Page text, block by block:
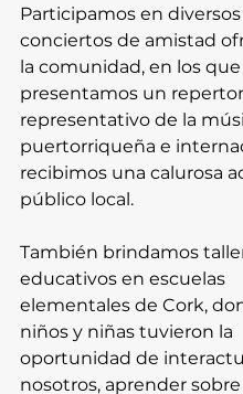
Participamos en diversos
conciertos de amistad
la comunidad, en los que
presentamos un
representativo de la
puertorriqueña e
recibimos una calurosa
público local.
También brindamos
educativos en escuelas
elementales de Cork,
niños y niñas tuvieron la
oportunidad de
nosotros, aprender